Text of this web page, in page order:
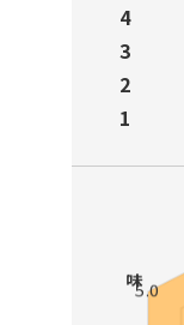
4
3
2
1